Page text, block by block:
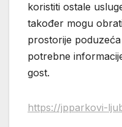
koristiti ostale
također mogu
prostorije
potrebne
gost.
https://jpparkovi-